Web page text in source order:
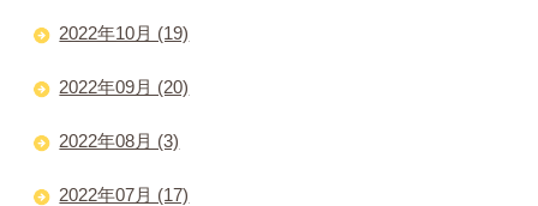
2022年10月 (19)
2022年09月 (20)
2022年08月 (3)
2022年07月 (17)